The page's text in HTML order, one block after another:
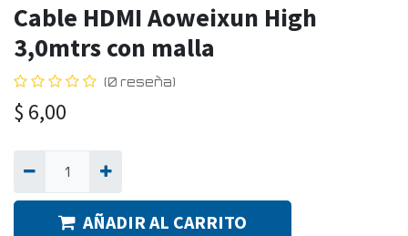
Cable HDMI Aoweixun High
3,0mtrs con malla
(0 reseña)
$ 6,00
AÑADIR AL CARRITO